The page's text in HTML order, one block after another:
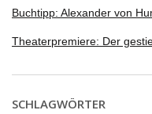
Buchtipp: Alexander von
Theaterpremiere: Der
SCHLAGWÖRTER